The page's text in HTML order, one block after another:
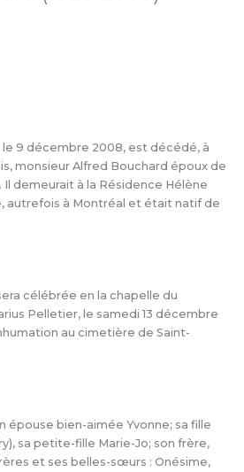
le 9 décembre 2008, est décédé, à
monsieur Alfred Bouchard époux de
Il demeurait à la Résidence Hélène
autrefois à Montréal et était natif de
célébrée en la chapelle du
Pelletier, le samedi 13 décembre
au cimetière de Saint-
épouse bien-aimée Yvonne; sa fille
sa petite-fille Marie-Jo; son frère,
et ses belles-sœurs : Onésime,